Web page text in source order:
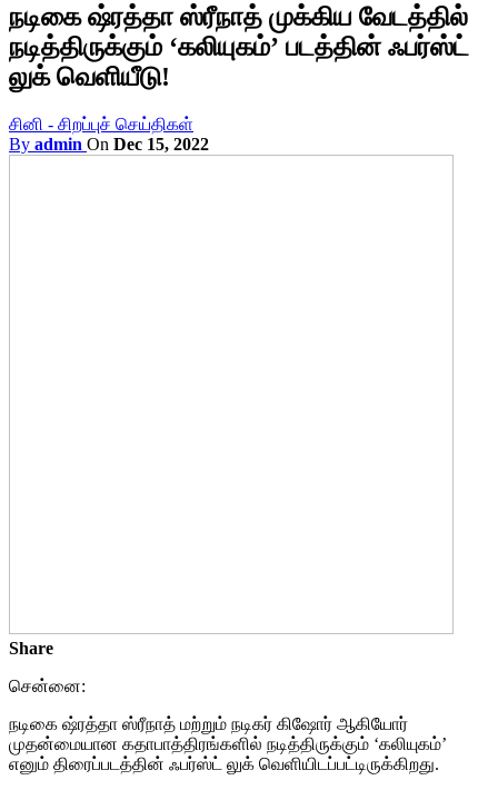
நடிகை ஷ்ரத்தா ஸ்ரீநாத் முக்கிய வேடத்தில்
நடித்திருக்கும் ‘கலியுகம்’ படத்தின் ஃபர்ஸ்ட்
லுக் வெளியீடு!
சினி - சிறப்புச் செய்திகள்
By admin On Dec 15, 2022
Share
சென்னை:
நடிகை ஷ்ரத்தா ஸ்ரீநாத் மற்றும் நடிகர் கிஷோர் ஆகியோர்
முதன்மையான கதாபாத்திரங்களில் நடித்திருக்கும் ‘கலியுகம்’
எனும் திரைப்படத்தின் ஃபர்ஸ்ட் லுக் வெளியிடப்பட்டிருக்கிறது.